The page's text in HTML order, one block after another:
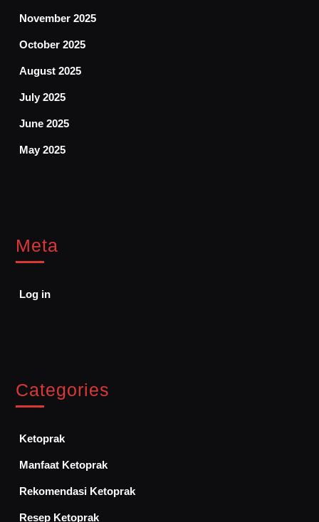
November 2025
October 2025
August 2025
July 2025
June 2025
May 2025
Meta
Log in
Categories
Ketoprak
Manfaat Ketoprak
Rekomendasi Ketoprak
Resep Ketoprak